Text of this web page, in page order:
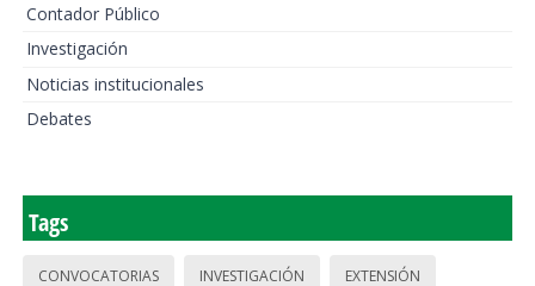
Contador Público
Investigación
Noticias institucionales
Debates
Tags
CONVOCATORIAS INVESTIGACIÓN EXTENSIÓN